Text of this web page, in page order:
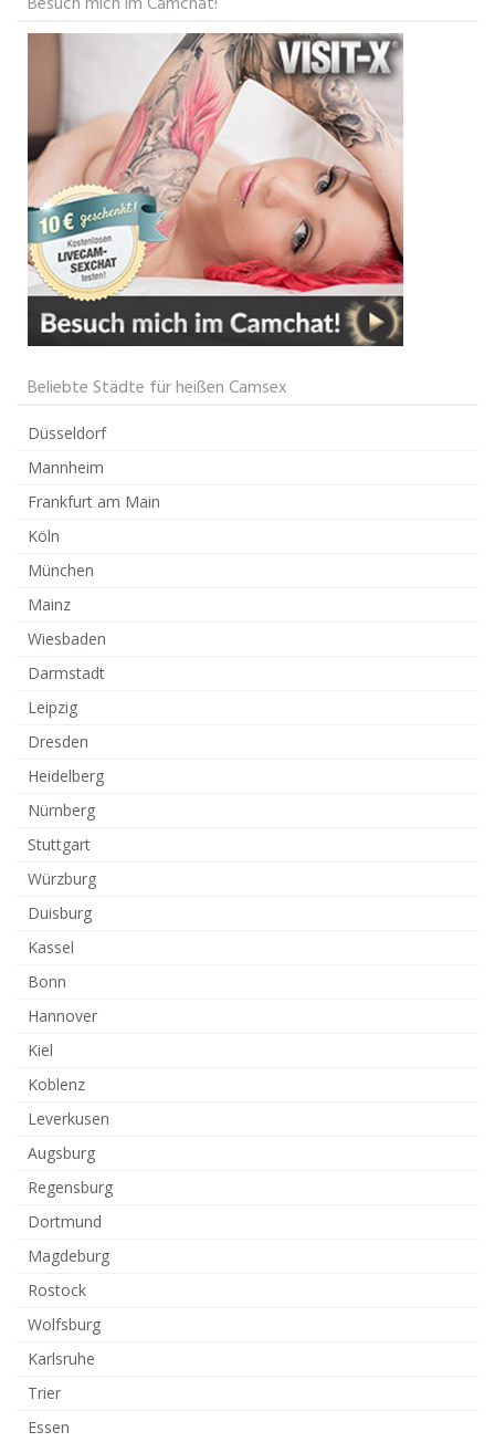
Beliebte Städte für heißen Camsex
Düsseldorf
Mannheim
Frankfurt am Main
Köln
München
Mainz
Wiesbaden
Darmstadt
Leipzig
Dresden
Heidelberg
Nürnberg
Stuttgart
Würzburg
Duisburg
Kassel
Bonn
Hannover
Kiel
Koblenz
Leverkusen
Augsburg
Regensburg
Dortmund
Magdeburg
Rostock
Wolfsburg
Karlsruhe
Trier
Essen